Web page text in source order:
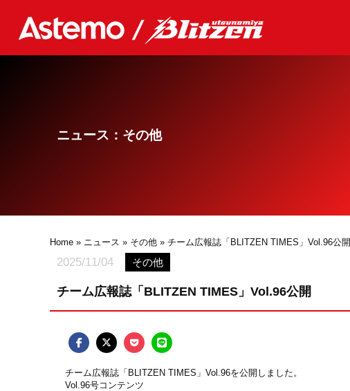
ニュース：その他
Home » ニュース » その他 » チーム広報誌「BLITZEN TIMES」Vol.96公開
2025/11/04 その他
チーム広報誌「BLITZEN TIMES」Vol.96公開
チーム広報誌「BLITZEN TIMES」Vol.96を公開しました。
Vol.96号コンテンツ